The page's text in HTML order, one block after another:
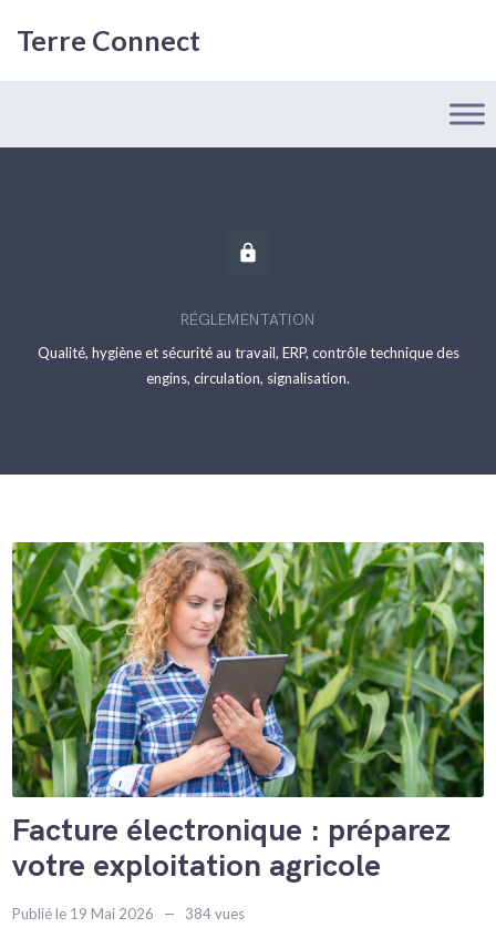
Terre Connect
https
RÉGLEMENTATION
Qualité, hygiène et sécurité au travail, ERP, contrôle technique des
engins, circulation, signalisation.
Facture électronique : préparez
votre exploitation agricole
Publié le 19 Mai 2026 384 vues